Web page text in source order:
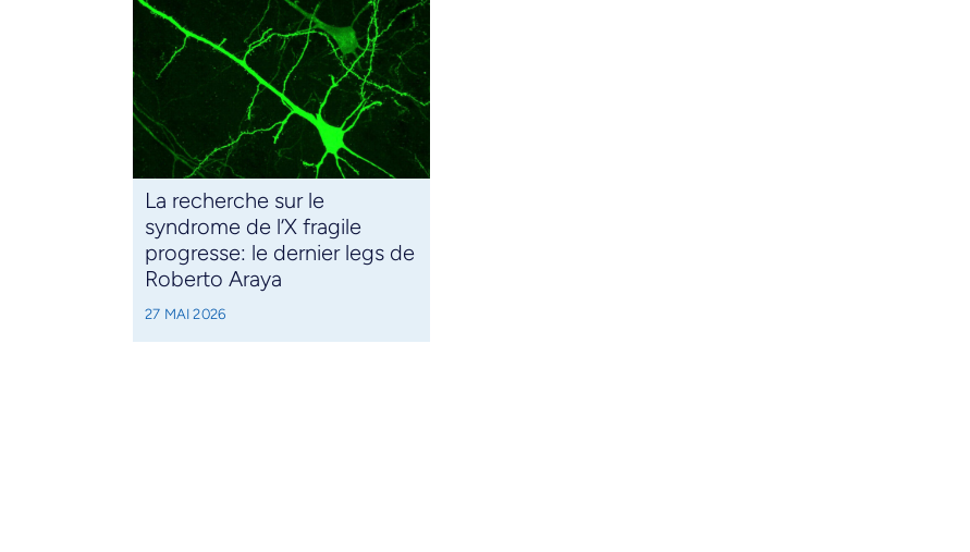
La recherche sur le
syndrome de l’X fragile
progresse: le dernier legs de
Roberto Araya
27 MAI 2026